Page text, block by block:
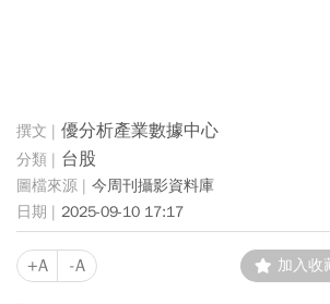
優分析產業數據中心
台股
今周刊攝影資料庫
2025-09-10 17:17
+A -A 加入收